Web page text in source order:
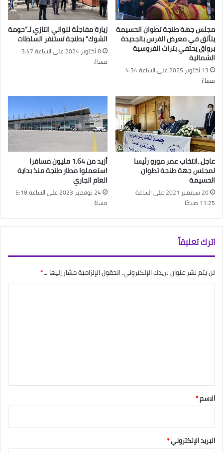
مجلس جهة طنجة تطوان الحسيمة
يتألق في معرض الفرس بالجديدة
برواق يحتفي بتراث الفروسية
الشمالية
13 أكتوبر 2025 على الساعة 4:34
مساءً
زيارة مفاجئة للوالي التازي لـ”حومة
الشوك” بطنجة تستنفر السلطات
8 أكتوبر 2024 على الساعة 3:47
مساءً
عاجل..انتخاب عمر مورو رئيسا
لمجلس جهة طنجة تطوان
الحسيمة
20 سبتمبر 2021 على الساعة
11:25 صباحًا
أزيد من 1.64 مليون مسافرا
استعملوا مطار طنجة منذ بداية
العام الجاري
24 نوفمبر 2023 على الساعة 5:18
مساءً
اترك تعليقاً
لن يتم نشر عنوان بريدك الإلكتروني.الحقول الإلزامية مشار إليها بـ*
*
الاسم*
البريد الإلكتروني*